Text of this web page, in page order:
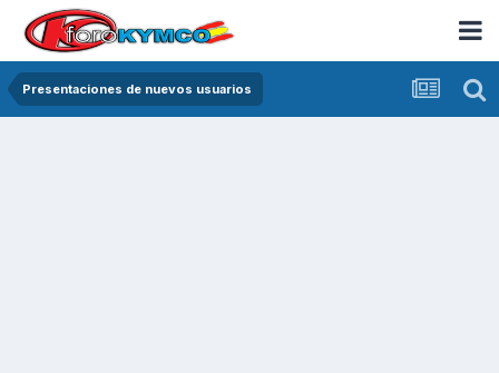
Presentaciones de nuevos usuarios